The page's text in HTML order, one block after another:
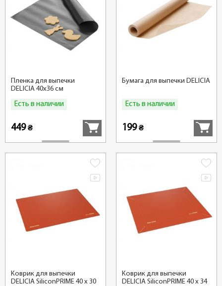
Пленка для выпечки
DELICIA 40x36 см
Есть в наличии
449₴
Бумага для выпечки DELICIA
Есть в наличии
199₴
Коврик для выпечки
DELICIA SiliconPRIME 40 x 30
Коврик для выпечки
DELICIA SiliconPRIME 40 х 34